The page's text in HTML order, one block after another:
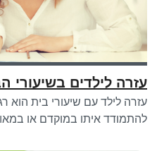
עזרה לילדים בשיעורי
עזרה לילד עם שיעורי בית הוא
להתמודד איתו במוקדם או